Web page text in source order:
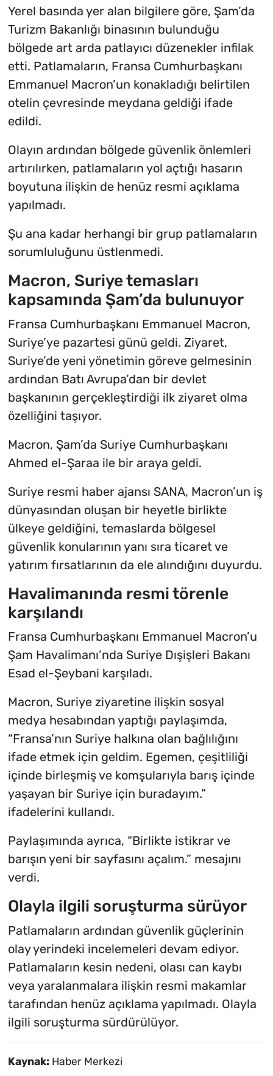
Yerel basında yer alan bilgilere göre, Şam’da
Turizm Bakanlığı binasının bulunduğu
bölgede art arda patlayıcı düzenekler infilak
etti. Patlamaların, Fransa Cumhurbaşkanı
Emmanuel Macron’un konakladığı belirtilen
otelin çevresinde meydana geldiği ifade
edildi.
Olayın ardından bölgede güvenlik önlemleri
artırılırken, patlamaların yol açtığı hasarın
boyutuna ilişkin de henüz resmi açıklama
yapılmadı.
Şu ana kadar herhangi bir grup patlamaların
sorumluluğunu üstlenmedi.
Macron, Suriye temasları
kapsamında Şam’da bulunuyor
Fransa Cumhurbaşkanı Emmanuel Macron,
Suriye’ye pazartesi günü geldi. Ziyaret,
Suriye’de yeni yönetimin göreve gelmesinin
ardından Batı Avrupa’dan bir devlet
başkanının gerçekleştirdiği ilk ziyaret olma
özelliğini taşıyor.
Macron, Şam’da Suriye Cumhurbaşkanı
Ahmed el-Şaraa ile bir araya geldi.
Suriye resmi haber ajansı SANA, Macron’un iş
dünyasından oluşan bir heyetle birlikte
ülkeye geldiğini, temaslarda bölgesel
güvenlik konularının yanı sıra ticaret ve
yatırım fırsatlarının da ele alındığını duyurdu.
Havalimanında resmi törenle
karşılandı
Fransa Cumhurbaşkanı Emmanuel Macron’u
Şam Havalimanı’nda Suriye Dışişleri Bakanı
Esad el-Şeybani karşıladı.
Macron, Suriye ziyaretine ilişkin sosyal
medya hesabından yaptığı paylaşımda,
“Fransa’nın Suriye halkına olan bağlılığını
ifade etmek için geldim. Egemen, çeşitliliği
içinde birleşmiş ve komşularıyla barış içinde
yaşayan bir Suriye için buradayım.”
ifadelerini kullandı.
Paylaşımında ayrıca, “Birlikte istikrar ve
barışın yeni bir sayfasını açalım.” mesajını
verdi.
Olayla ilgili soruşturma sürüyor
Patlamaların ardından güvenlik güçlerinin
olay yerindeki incelemeleri devam ediyor.
Patlamaların kesin nedeni, olası can kaybı
veya yaralanmalara ilişkin resmi makamlar
tarafından henüz açıklama yapılmadı. Olayla
ilgili soruşturma sürdürülüyor.
Kaynak: Haber Merkezi